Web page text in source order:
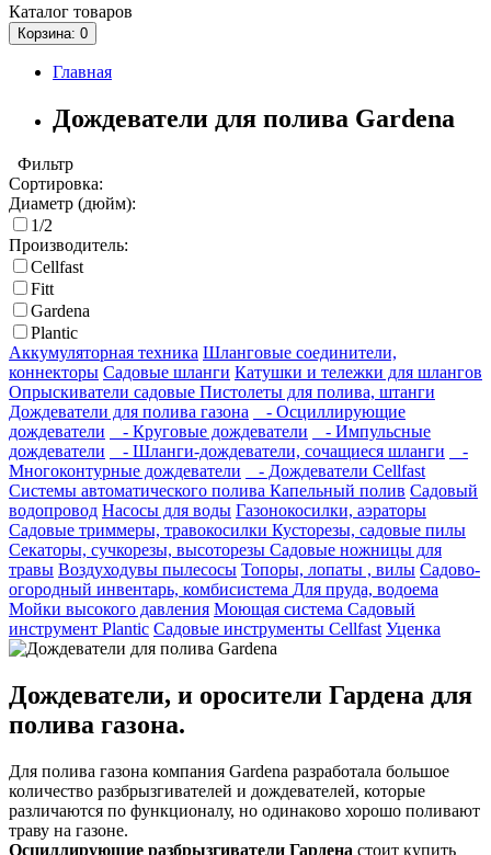
Каталог товаров
Корзина: 0
Главная
Дождеватели для полива Gardena
Фильтр
Сортировка:
Диаметр (дюйм):
1/2
Производитель:
Cellfast
Fitt
Gardena
Plantic
Аккумуляторная техника Шланговые соединители,
коннекторы Садовые шланги Катушки и тележки для шлангов
Опрыскиватели садовые Пистолеты для полива, штанги
Дождеватели для полива газона
- Осциллирующие
дождеватели
- Круговые дождеватели
- Импульсные
дождеватели
- Шланги-дождеватели, сочащиеся шланги
-
Многоконтурные дождеватели
- Дождеватели Cellfast
Системы автоматического полива Капельный полив Садовый
водопровод Насосы для воды Газонокосилки, аэраторы
Садовые триммеры, травокосилки Кусторезы, садовые пилы
Секаторы, сучкорезы, высоторезы Садовые ножницы для
травы Воздуходувы пылесосы Топоры, лопаты , вилы Садово-
огородный инвентарь, комбисистема Для пруда, водоема
Мойки высокого давления Моющая система Садовый
инструмент Plantic Садовые инструменты Cellfast Уценка
Дождеватели, и оросители Гардена для
полива газона.
Для полива газона компания Gardena разработала большое
количество разбрызгивателей и дождевателей, которые
различаются по функционалу, но одинаково хорошо поливают
траву на газоне.
Осциллирующие разбрызгиватели Гардена стоит купить